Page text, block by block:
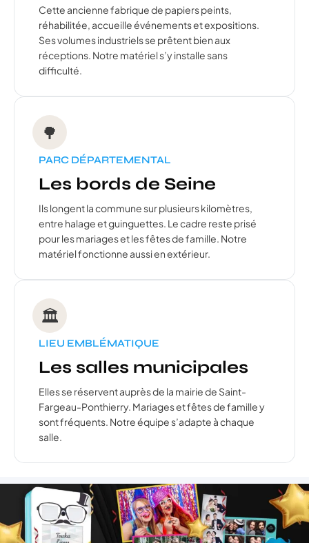
Cette ancienne fabrique de papiers peints,
réhabilitée, accueille événements et expositions.
Ses volumes industriels se prêtent bien aux
réceptions. Notre matériel s’y installe sans
difficulté.
🌳
PARC DÉPARTEMENTAL
Les bords de Seine
Ils longent la commune sur plusieurs kilomètres,
entre halage et guinguettes. Le cadre reste prisé
pour les mariages et les fêtes de famille. Notre
matériel fonctionne aussi en extérieur.
🏛️
LIEU EMBLÉMATIQUE
Les salles municipales
Elles se réservent auprès de la mairie de Saint-
Fargeau-Ponthierry. Mariages et fêtes de famille y
sont fréquents. Notre équipe s’adapte à chaque
salle.